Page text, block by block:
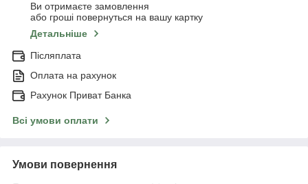
Ви отримаєте замовлення
або гроші повернуться на вашу картку
Детальніше
Післяплата
Оплата на рахунок
Рахунок Приват Банка
Всі умови оплати
Умови повернення